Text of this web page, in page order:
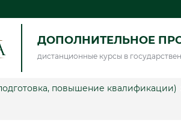
ДОПОЛНИТЕЛЬНОЕ
дистанционные курсы в
повышение квалификации)